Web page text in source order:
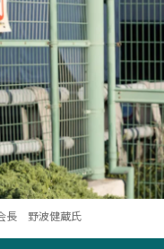
長 野波健蔵氏